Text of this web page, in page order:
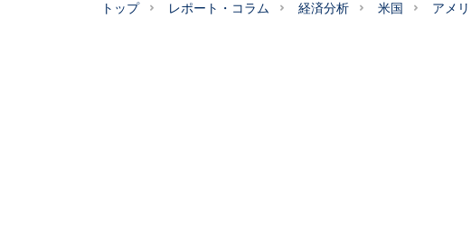
トップ レポート・コラム 経済分析 米国 アメ